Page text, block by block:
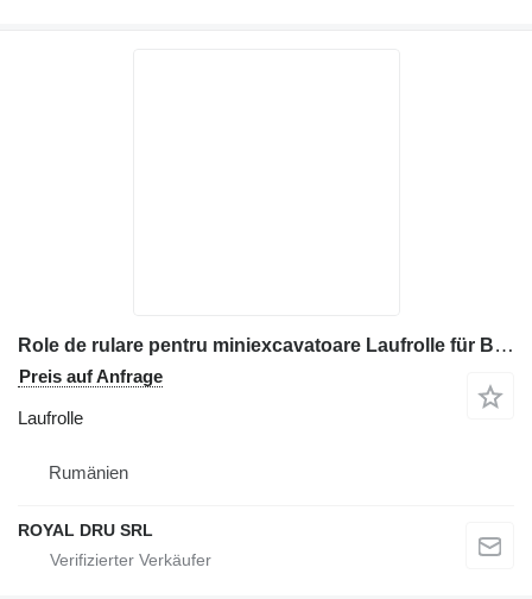
Role de rulare pentru miniexcavatoare Laufrolle für Bobcat 428 Baumaschinen
Preis auf Anfrage
Laufrolle
Rumänien
ROYAL DRU SRL